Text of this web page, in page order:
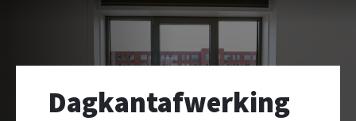
Dagkantafwerking